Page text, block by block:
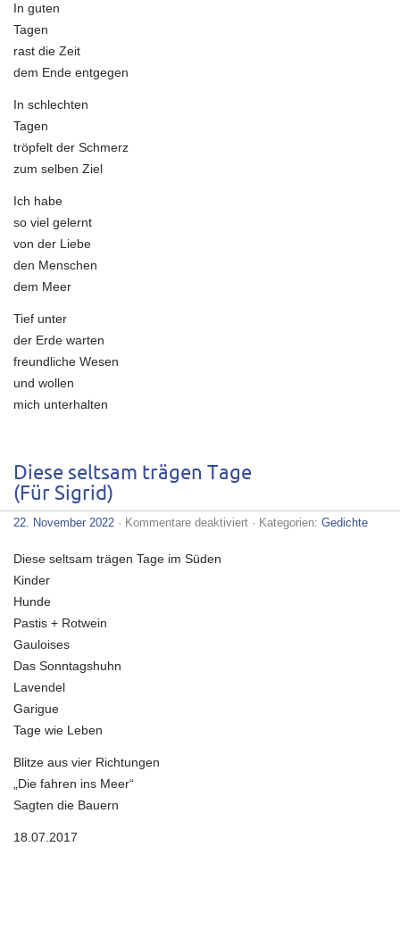
In guten
Tagen
rast die Zeit
dem Ende entgegen
In schlechten
Tagen
tröpfelt der Schmerz
zum selben Ziel
Ich habe
so viel gelernt
von der Liebe
den Menschen
dem Meer
Tief unter
der Erde warten
freundliche Wesen
und wollen
mich unterhalten
Diese seltsam trägen Tage
(Für Sigrid)
22. November 2022 · Kommentare deaktiviertfür· Kategorien: Gedichte
Diese seltsam trägen Tage im Süden
Kinder
Hunde
Pastis + Rotwein
Gauloises
Das Sonntagshuhn
Lavendel
Garigue
Tage wie Leben
Blitze aus vier Richtungen
„Die fahren ins Meer“
Sagten die Bauern
18.07.2017